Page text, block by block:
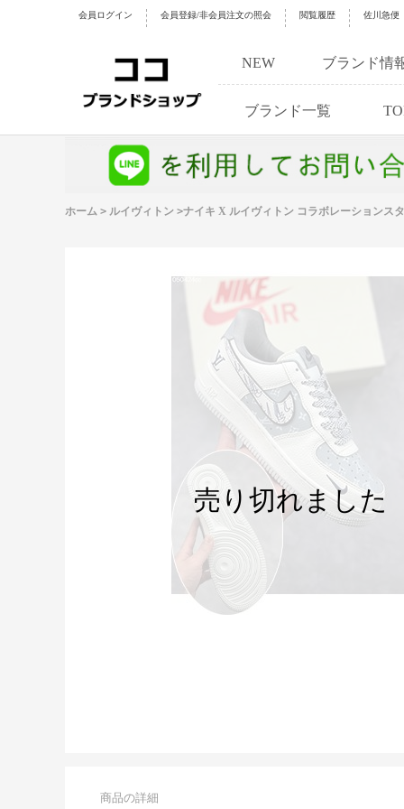
会員ログイン 会員登録/非会員注文の照会 閲覧履歴 佐川急便
NEW ブランド情
ブランド一覧
ホーム > ルイヴィトン >ナイキ X ルイヴィトン コラボレーションス
商品の詳細